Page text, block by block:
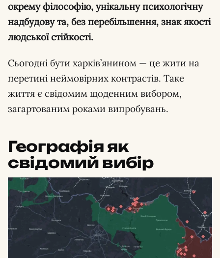
окрему філософію, унікальну психологічну
надбудову та, без перебільшення, знак якості
людської стійкості.
Сьогодні бути харків’янином — це жити на
перетині неймовірних контрастів. Таке
життя є свідомим щоденним вибором,
загартованим роками випробувань.
Географія як
свідомий вибір